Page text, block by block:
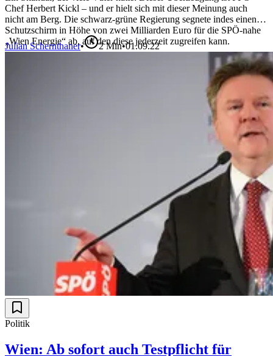
Chef Herbert Kickl – und er hielt sich mit dieser Meinung auch
nicht am Berg. Die schwarz-grüne Regierung segnete indes einen
Schutzschirm in Höhe von zwei Milliarden Euro für die SPÖ-nahe
„Wien Energie“ ab, auf den diese jederzeit zugreifen kann.
Julian Schernthaner• 2Min•01.09.22
Politik
Wien: Ab sofort auch Testpflicht für